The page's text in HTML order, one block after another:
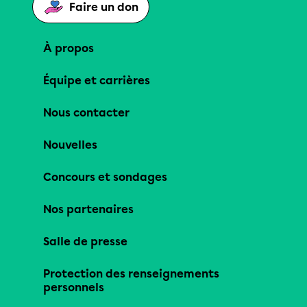
Faire un don
À propos
Équipe et carrières
Nous contacter
Nouvelles
Concours et sondages
Nos partenaires
Salle de presse
Protection des renseignements
personnels